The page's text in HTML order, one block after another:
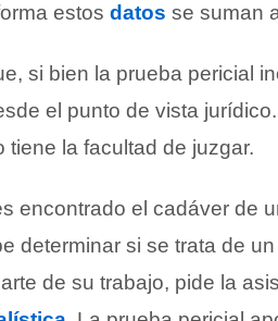
estos datos se suman
si bien la prueba pericial
el punto de vista
tiene la facultad de juzgar.
encontrado el cadáver de
determinar si se trata de
de su trabajo, pide la